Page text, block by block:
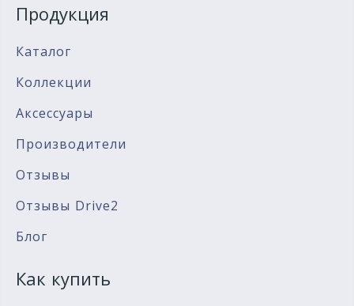
Продукция
Каталог
Коллекции
Аксессуары
Производители
Отзывы
Отзывы Drive2
Блог
Как купить